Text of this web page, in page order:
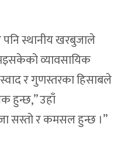
स्थानीय खरबुजाले
व्यावसायिक
र गुणस्तरका हिसाबले
हुन्छ,” उहाँ
सस्तो र कमसल हुन्छ ।”